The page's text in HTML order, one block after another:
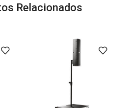
Relacionados